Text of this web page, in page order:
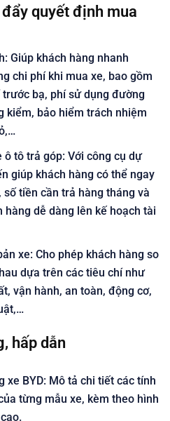
quyết định mua
Giúp khách hàng nhanh
chi phí khi mua xe, bao gồm
bạ, phí sử dụng đường
kiểm, bảo hiểm trách nhiệm
ô tô trả góp: Với công cụ dự
giúp khách hàng có thể ngay
tiền cần trả hàng tháng và
hàng dễ dàng lên kế hoạch tài
xe: Cho phép khách hàng so
dựa trên các tiêu chí như
vận hành, an toàn, động cơ,
hấp dẫn
xe BYD: Mô tả chi tiết các tính
từng mẫu xe, kèm theo hình